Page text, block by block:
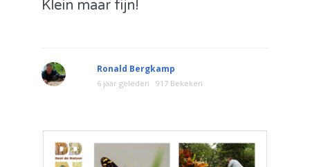
Klein maar fijn!
Ronald Bergkamp
6 jaar geleden 917 Bekeken